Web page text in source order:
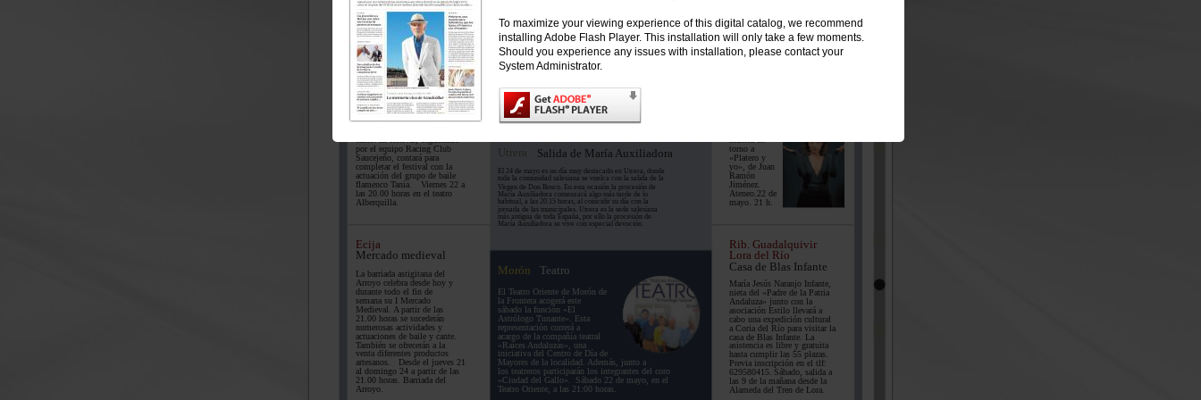
To maximize your viewing experience of this digital catalog, we recommend
installing Adobe Flash Player. This installation will only take a few moments.
Should you experience any issues with installation, please contact your
System Administrator.
Utrera Salida de María Auxiliadora
El 24 de mayo es un día muy destacado en Utrera, donde
toda la comunidad salesiana se vuelca con la salida de la
Virgen de Don Bosco. En esta ocasión la procesión de
María Auxiliadora comenzará algo más tarde de lo
habitual, a las 20.15 horas, al coincidir su día con la
jornada de las municipales. Utrera es la sede salesiana
más antigua de toda España, por ello la procesión de
María Auxiliadora se vive con especial devoción.
Sierra Sur
El Saucejo
Festival flamenco
Mañana se celebra en la
localidad una velada
flamenca que reunirá en el
mismo tablao a Miguel Lara
«El Canario», Antonio
Álvarez y el ursaonense
cante. El festival, organizado
por el equipo Racing Club
Saucejeño, contará para
completar el festival con la
actuación del grupo de baile
flamenco Tania.
Viernes 22 a
las 20.00 horas en el teatro
Alberquilla.
Ecija
Mercado medieval
La barriada astigitana del
Arroyo celebra desde hoy y
durante todo el fin de
semana su I Mercado
Medieval. A partir de las
21.00 horas se sucederán
numerosas actividades y
actuaciones de baile y cante.
También se ofrecerán a la
venta diferentes productos
artesanos.
Desde el jueves 21
al domingo 24 a partir de las
21.00 horas. Barriada del
Arroyo.
Aljarafe
Mairena del Aljarafe
música en
torno a
«Platero y
yo», de Juan
Ramón
Jiménez.
Ateneo.22 de
mayo. 21 h.
Rib. Guadalquivir
Lora del Río
Casa de Blas Infante
María Jesús Naranjo Infante,
nieta del «Padre de la Patria
Andaluza» junto con la
asociación Estilo llevará a
cabo una expedición cultural
a Coria del Río para visitar la
casa de Blas Infante. La
asistencia es libre y gratuita
hasta cumplir las 55 plazas.
Previa inscripción en el tlf:
629580415. Sábado, salida a
las 9 de la mañana desde la
Alameda del Tren de Lora.
Morón Teatro
El Teatro Oriente de Morón de
la Frontera acogerá este
sábado la función «El
Astrólogo Tunante». Esta
representación correrá a
acargo de la compañía teatral
«Raíces Andaluzas», una
iniciativa del Centro de Día de
Mayores de la localidad. Además, junto a
los teatreros participarán los integrantes del coro
«Ciudad del Gallo».
Sábado 22 de mayo, en el
Teatro Oriente, a las 21:00 horas.